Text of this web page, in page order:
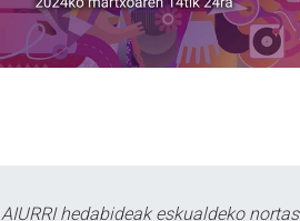
AIURRI hedabideak eskualdeko